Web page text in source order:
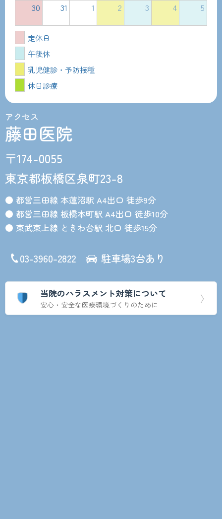
30 31 1 2 3 4 5
定休日
午後休
乳児健診・予防接種
休日診療
アクセス
藤田医院
〒174-0055
東京都板橋区泉町23-8
● 都営三田線 本蓮沼駅 A4出口 徒歩9分
● 都営三田線 板橋本町駅 A4出口 徒歩10分
● 東武東上線 ときわ台駅 北口 徒歩15分
03-3960-2822 駐車場3台あり
当院のハラスメント対策について
安心・安全な医療環境づくりのために 〉